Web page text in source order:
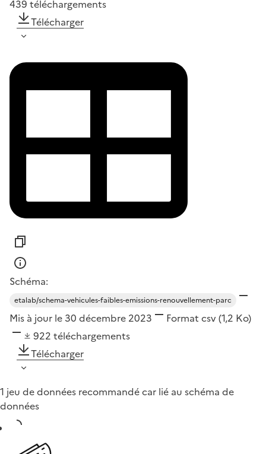
439 téléchargements
Télécharger
Schéma:
etalab/schema-vehicules-faibles-emissions-renouvellement-parc
Mis à jour le 30 décembre 2023 Format csv(1,2 Ko)
922 téléchargements
Télécharger
1 jeu de données recommandé car lié au schéma de
données